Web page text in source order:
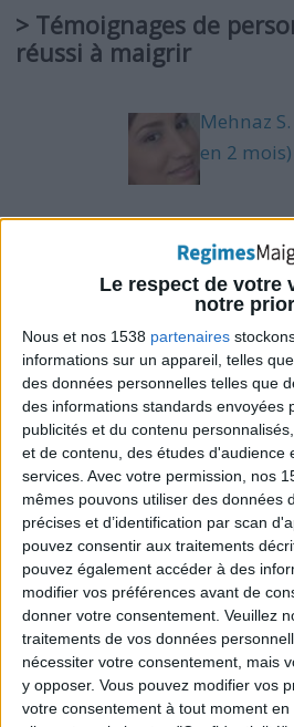
Le respect de votre
notre
Nous et nos 1538 partenaires
informations sur un appareil, telles
des données personnelles telles que
des informations standards envoyées
publicités et du contenu
et de contenu, des études d'audience
services. Avec votre permission, nos
mêmes pouvons utiliser des données
précises et d’identification par scan
pouvez consentir aux traitements
pouvez également accéder à des
modifier vos préférences avant de
donner votre consentement. Veuillez
traitements de vos données
nécessiter votre consentement, mais
y opposer. Vous pouvez modifier vos
votre consentement à tout moment
> Témoignages de
réussi à maigrir
Mehnaz
en 2 mois)
Gaëlle V. (-
en 5 mois)
Jennifer
en 3 ans
Lucie L. (-
7 mois)
Mandy P.
en 2 ans)